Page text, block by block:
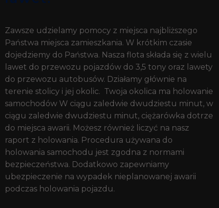
Zawsze udzielamy pomocy z miejsca najbliższego
Państwa miejsca zamieszkania. W krótkim czasie
dojedziemy do Państwa. Nasza flota składa się z wielu
lawet do przewozu pojazdów do 3,5 tony oraz lawety
do przewozu autobusów. Działamy głównie na
terenie stolicy i jej okolic. Twoja okolica ma holowanie
samochodów W ciągu zaledwie dwudziestu minut, w
ciągu zaledwie dwudziestu minut, ciężarówka dotrze
do miejsca awarii. Możesz również liczyć na nasz
raport z holowania. Procedura używana do
holowania samochodu jest zgodna z normami
bezpieczeństwa. Dodatkowo zapewniamy
ubezpieczenie na wypadek nieplanowanej awarii
podczas holowania pojazdu.